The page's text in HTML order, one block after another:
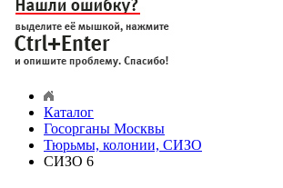
Каталог
Госорганы Москвы
Тюрьмы, колонии, СИЗО
СИЗО 6